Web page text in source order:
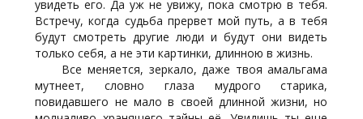
увидеть его. Да уж не увижу, пока смотрю в тебя.
Встречу, когда судьба прервет мой путь, а в тебя
будут смотреть другие люди и будут они видеть
только себя, а не эти картинки, длинною в жизнь.
Все меняется, зеркало, даже твоя амальгама
мутнеет, словно глаза мудрого старика,
повидавшего не мало в своей длинной жизни, но